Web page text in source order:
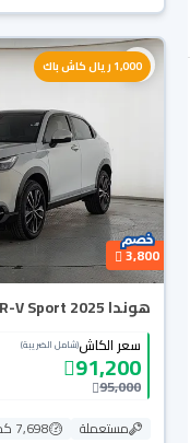
1,000 ريال كاش باك
3,800
هوندا HR-V Sport 2025
سعر الكاش(شامل الضريبة)
91,200
95,000
مستعملة 7,698 كم